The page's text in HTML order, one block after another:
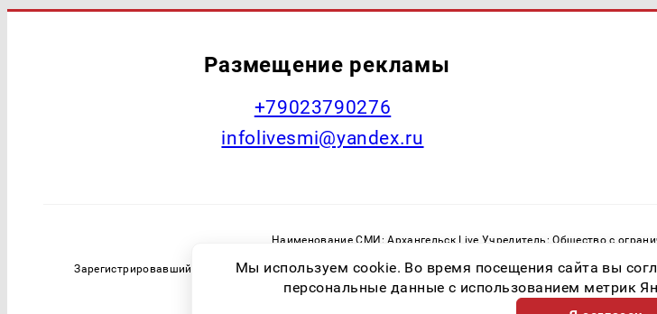
Размещение рекламы
+79023790276
infolivesmi@yandex.ru
Наименование СМИ: Архангельск Live Учредитель: Общество с
Зарегистрировавший орган: Федеральная служба по надзору в сфере связи, информационных
82533 от
Мы используем cookie. Во время посещения сайта вы
персональные данные с использованием метрик